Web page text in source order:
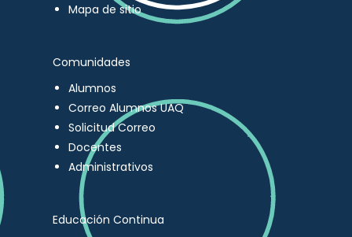
Mapa de sitio
Comunidades
Alumnos
Correo Alumnos UAQ
Solicitud Correo
Docentes
Administrativos
Educación Continua